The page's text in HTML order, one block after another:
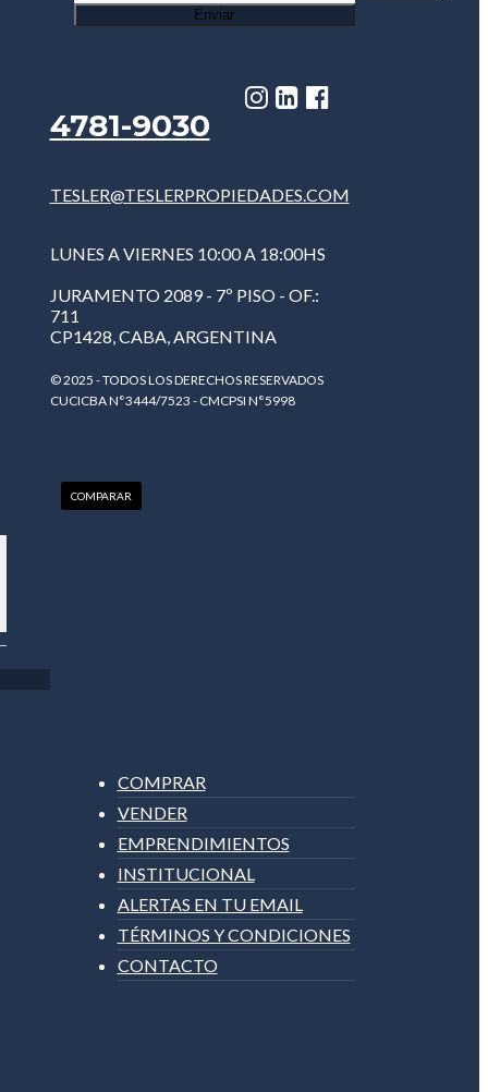
4781-9030
TESLER@TESLERPROPIEDADES.COM
LUNES A VIERNES 10:00 A 18:00HS
JURAMENTO 2089 - 7º PISO - OF.:
711
CP1428, CABA, ARGENTINA
© 2025 - TODOS LOS DERECHOS RESERVADOS
CUCICBA N°3444/7523 - CMCPSI N°5998
COMPRAR
VENDER
EMPRENDIMIENTOS
INSTITUCIONAL
ALERTAS EN TU EMAIL
TÉRMINOS Y CONDICIONES
CONTACTO